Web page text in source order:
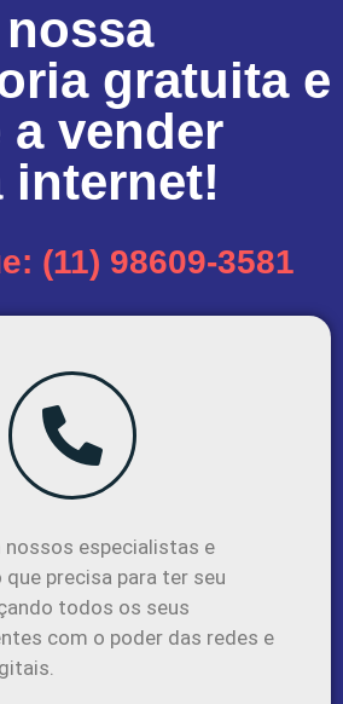
gratuita e
a vender
internet!
(11) 98609-3581
nossos especialistas e
precisa para ter seu
todos os seus
com o poder das redes e